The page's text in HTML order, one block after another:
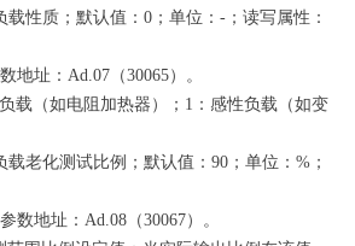
载性质；默认值：0；单位：-；读写属性：
地址：Ad.07（30065）。
载（如电阻加热器）；1：感性负载（如变
载老化测试比例；默认值：90；单位：%；
数地址：Ad.08（30067）。